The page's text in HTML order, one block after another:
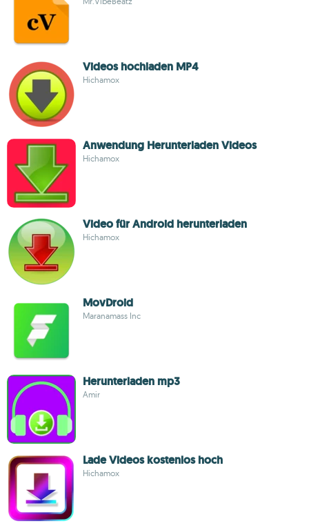
Videos hochladen MP4
Hichamox
Anwendung Herunterladen Videos
Hichamox
Video für Android herunterladen
Hichamox
MovDroid
Maranamass Inc
Herunterladen mp3
Amir
Lade Videos kostenlos hoch
Hichamox